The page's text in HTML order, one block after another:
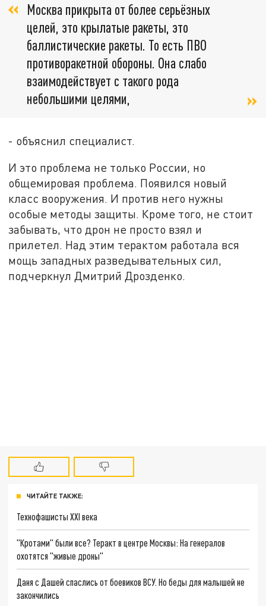
Москва прикрыта от более серьёзных
целей, это крылатые ракеты, это
баллистические ракеты. То есть ПВО
противоракетной обороны. Она слабо
взаимодействует с такого рода
небольшими целями,
- объяснил специалист.
И это проблема не только России, но
общемировая проблема. Появился новый
класс вооружения. И против него нужны
особые методы защиты. Кроме того, не стоит
забывать, что дрон не просто взял и
прилетел. Над этим терактом работала вся
мощь западных разведывательных сил,
подчеркнул Дмитрий Дрозденко.
ЧИТАЙТЕ ТАКЖЕ:
Технофашисты XXI века
"Кротами" были все? Теракт в центре Москвы: На генералов
охотятся "живые дроны"
Даня с Дашей спаслись от боевиков ВСУ. Но беды для малышей не
закончились